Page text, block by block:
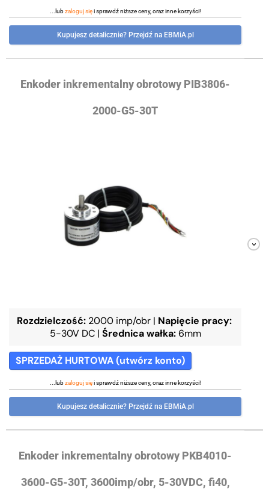
...lubzaloguj sięi sprawdź niższe ceny, oraz inne korzyści!
Kupujesz detalicznie? Przejdź na EBMiA.pl
Enkoder inkrementalny obrotowy PIB3806-
2000-G5-30T
Rozdzielczość: 2000 imp/obr | Napięcie pracy:
5-30V DC | Średnica wałka: 6mm
SPRZEDAŻ HURTOWA (utwórz konto)
...lubzaloguj sięi sprawdź niższe ceny, oraz inne korzyści!
Kupujesz detalicznie? Przejdź na EBMiA.pl
Enkoder inkrementalny obrotowy PKB4010-
3600-G5-30T, 3600imp/obr, 5-30VDC, fi40,